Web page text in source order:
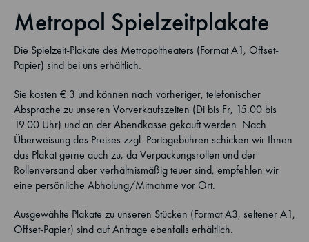
Metropol Spielzeitplakate
Die Spielzeit-Plakate des Metropoltheaters (Format A1, Offset-
Papier) sind bei uns erhältlich.
Sie kosten € 3 und können nach vorheriger, telefonischer
Absprache zu unseren Vorverkaufszeiten (Di bis Fr, 15.00 bis
19.00 Uhr) und an der Abendkasse gekauft werden. Nach
Überweisung des Preises zzgl. Portogebühren schicken wir Ihnen
das Plakat gerne auch zu; da Verpackungsrollen und der
Rollenversand aber verhältnismäßig teuer sind, empfehlen wir
eine persönliche Abholung/Mitnahme vor Ort.
Ausgewählte Plakate zu unseren Stücken (Format A3, seltener A1,
Offset-Papier) sind auf Anfrage ebenfalls erhältlich.